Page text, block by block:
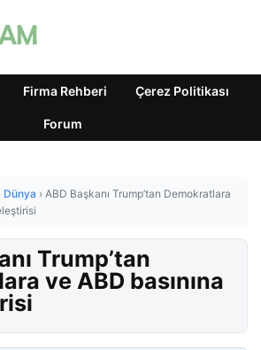
Firma Rehberi Çerez Politikası
Forum
Dünya › ABD Başkanı Trump’tan Demokratlara
Trump’tan
ve ABD basınına